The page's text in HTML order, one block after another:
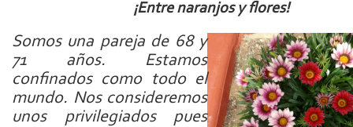
¡Entre naranjos y flores!
Somos una pareja de 68 y
71 años. Estamos
confinados como todo el
mundo. Nos consideremos
unos privilegiados pues